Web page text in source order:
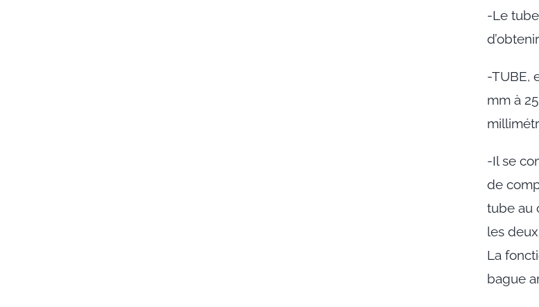
-Le
-TUBE,
mm à
-Il se
de
tube au
les
La
bague